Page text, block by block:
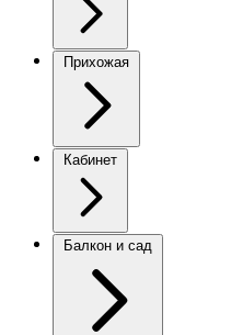
Прихожая
Кабинет
Балкон и сад